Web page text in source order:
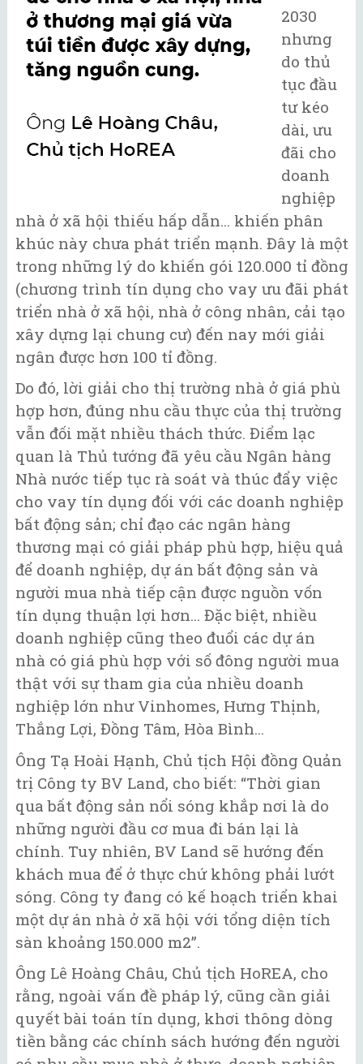
2030
nhưng
do thủ
tục đầu
tư kéo
dài, ưu
đãi cho
doanh
nghiệp
nhà ở xã hội thiếu hấp dẫn... khiến phân
khúc này chưa phát triển mạnh. Đây là một
trong những lý do khiến gói 120.000 tỉ đồng
(chương trình tín dụng cho vay ưu đãi phát
triển nhà ở xã hội, nhà ở công nhân, cải tạo
xây dựng lại chung cư) đến nay mới giải
ngân được hơn 100 tỉ đồng.
Do đó, lời giải cho thị trường nhà ở giá phù
hợp hơn, đúng nhu cầu thực của thị trường
vẫn đối mặt nhiều thách thức. Điểm lạc
quan là Thủ tướng đã yêu cầu Ngân hàng
Nhà nước tiếp tục rà soát và thúc đẩy việc
cho vay tín dụng đối với các doanh nghiệp
bất động sản; chỉ đạo các ngân hàng
thương mại có giải pháp phù hợp, hiệu quả
để doanh nghiệp, dự án bất động sản và
người mua nhà tiếp cận được nguồn vốn
tín dụng thuận lợi hơn... Đặc biệt, nhiều
doanh nghiệp cũng theo đuổi các dự án
nhà có giá phù hợp với số đông người mua
thật với sự tham gia của nhiều doanh
nghiệp lớn như Vinhomes, Hưng Thịnh,
Thắng Lợi, Đồng Tâm, Hòa Bình...
Ông Tạ Hoài Hạnh, Chủ tịch Hội đồng Quản
trị Công ty BV Land, cho biết: “Thời gian
qua bất động sản nổi sóng khắp nơi là do
những người đầu cơ mua đi bán lại là
chính. Tuy nhiên, BV Land sẽ hướng đến
khách mua để ở thực chứ không phải lướt
sóng. Công ty đang có kế hoạch triển khai
một dự án nhà ở xã hội với tổng diện tích
sàn khoảng 150.000 m2”.
Ông Lê Hoàng Châu, Chủ tịch HoREA, cho
rằng, ngoài vấn đề pháp lý, cũng cần giải
quyết bài toán tín dụng, khơi thông dòng
tiền bằng các chính sách hướng đến người